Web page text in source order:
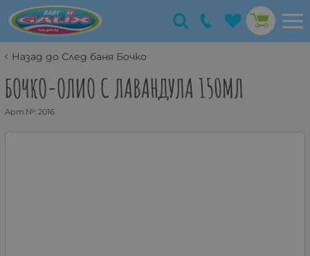
Назад до След баня Бочко
БОЧКО-ОЛИО С ЛАВАНДУЛА 150МЛ
Арт.№: 2016